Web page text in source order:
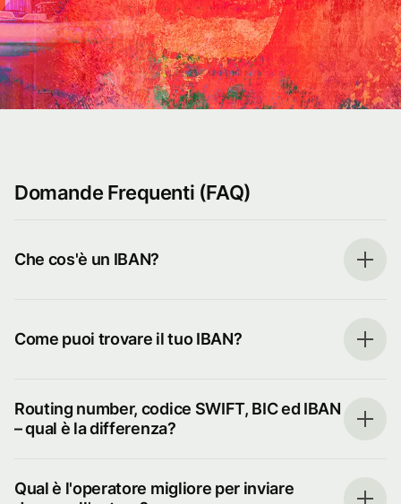
Domande Frequenti (FAQ)
Che cos'è un IBAN?
Come puoi trovare il tuo IBAN?
Routing number, codice SWIFT, BIC ed IBAN
– qual è la differenza?
Qual è l'operatore migliore per inviare